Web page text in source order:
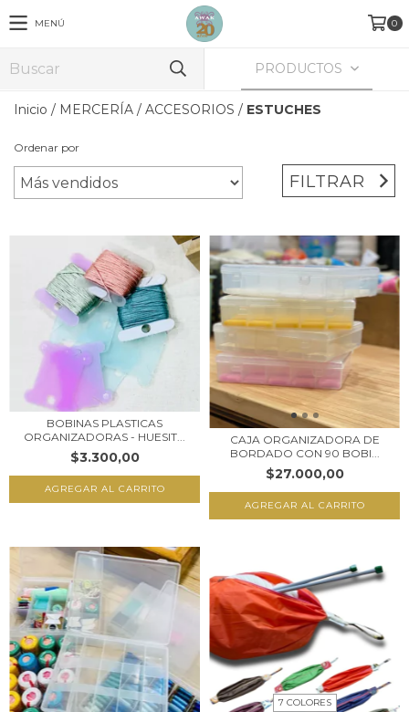
MENÚ 0
PRODUCTOS
Inicio / MERCERÍA / ACCESORIOS / ESTUCHES
Ordenar por
FILTRAR
BOBINAS PLASTICAS
ORGANIZADORAS - HUESIT...
$3.300,00
AGREGAR AL CARRITO
CAJA ORGANIZADORA DE
BORDADO CON 90 BOBI...
$27.000,00
AGREGAR AL CARRITO
7 COLORES